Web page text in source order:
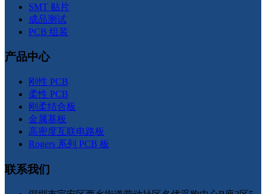
SMT 贴片
成品测试
PCB 组装
产品中心
刚性 PCB
柔性 PCB
刚柔结合板
金属基板
高密度互联电路板
Rogers 系列 PCB 板
联系我们